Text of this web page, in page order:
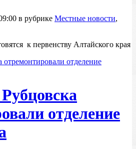
в рубрике Местные новости,
к первенству Алтайского края
отделение